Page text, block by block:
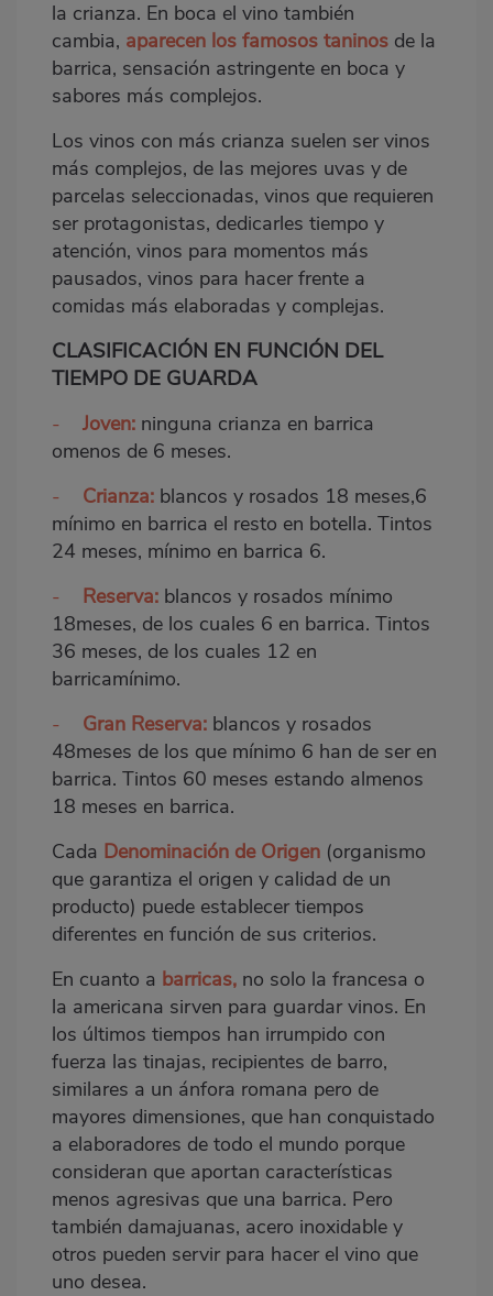
la crianza. En boca el vino también
cambia, aparecen los famosos taninos de la
barrica, sensación astringente en boca y
sabores más complejos.
Los vinos con más crianza suelen ser vinos
más complejos, de las mejores uvas y de
parcelas seleccionadas, vinos que requieren
ser protagonistas, dedicarles tiempo y
atención, vinos para momentos más
pausados, vinos para hacer frente a
comidas más elaboradas y complejas.
CLASIFICACIÓN EN FUNCIÓN DEL
TIEMPO DE GUARDA
- Joven: ninguna crianza en barrica
omenos de 6 meses.
- Crianza: blancos y rosados 18 meses,6
mínimo en barrica el resto en botella. Tintos
24 meses, mínimo en barrica 6.
- Reserva: blancos y rosados mínimo
18meses, de los cuales 6 en barrica. Tintos
36 meses, de los cuales 12 en
barricamínimo.
- Gran Reserva: blancos y rosados
48meses de los que mínimo 6 han de ser en
barrica. Tintos 60 meses estando almenos
18 meses en barrica.
Cada Denominación de Origen (organismo
que garantiza el origen y calidad de un
producto) puede establecer tiempos
diferentes en función de sus criterios.
En cuanto a barricas, no solo la francesa o
la americana sirven para guardar vinos. En
los últimos tiempos han irrumpido con
fuerza las tinajas, recipientes de barro,
similares a un ánfora romana pero de
mayores dimensiones, que han conquistado
a elaboradores de todo el mundo porque
consideran que aportan características
menos agresivas que una barrica. Pero
también damajuanas, acero inoxidable y
otros pueden servir para hacer el vino que
uno desea.